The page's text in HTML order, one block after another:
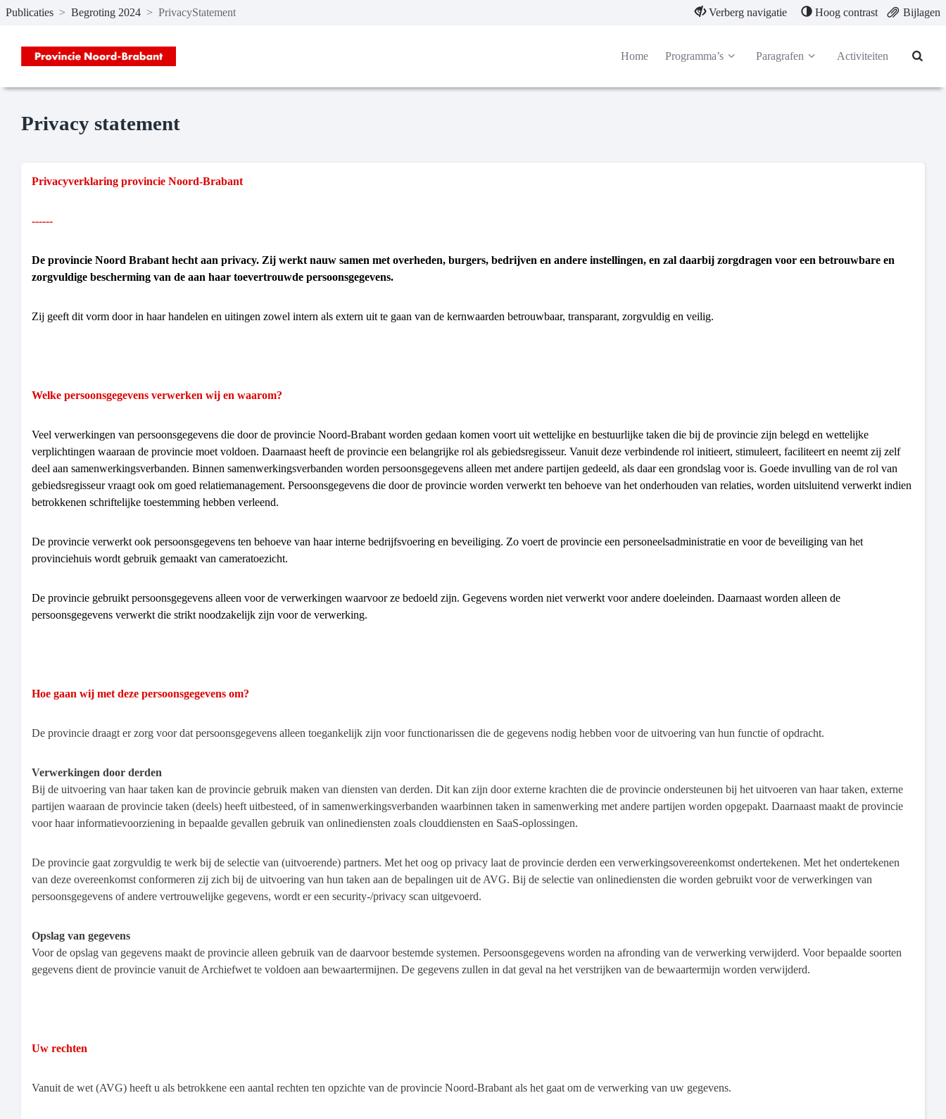
Naar hoofdinhoud
Publicaties > Begroting 2024 > PrivacyStatement Verberg navigatie Hoog contrast Bijlagen
Home Programma’s Paragrafen Activiteiten
Privacy statement
Privacyverklaring provincie Noord-Brabant
------
De provincie Noord Brabant hecht aan privacy. Zij werkt nauw samen met overheden, burgers, bedrijven en andere instellingen, en zal daarbij zorgdragen voor een betrouwbare en
zorgvuldige bescherming van de aan haar toevertrouwde persoonsgegevens.
Zij geeft dit vorm door in haar handelen en uitingen zowel intern als extern uit te gaan van de kernwaarden betrouwbaar, transparant, zorgvuldig en veilig.
Welke persoonsgegevens verwerken wij en waarom?
Veel verwerkingen van persoonsgegevens die door de provincie Noord-Brabant worden gedaan komen voort uit wettelijke en bestuurlijke taken die bij de provincie zijn belegd en wettelijke
verplichtingen waaraan de provincie moet voldoen. Daarnaast heeft de provincie een belangrijke rol als gebiedsregisseur. Vanuit deze verbindende rol initieert, stimuleert, faciliteert en neemt zij zelf
deel aan samenwerkingsverbanden. Binnen samenwerkingsverbanden worden persoonsgegevens alleen met andere partijen gedeeld, als daar een grondslag voor is. Goede invulling van de rol van
gebiedsregisseur vraagt ook om goed relatiemanagement. Persoonsgegevens die door de provincie worden verwerkt ten behoeve van het onderhouden van relaties, worden uitsluitend verwerkt indien
betrokkenen schriftelijke toestemming hebben verleend.
De provincie verwerkt ook persoonsgegevens ten behoeve van haar interne bedrijfsvoering en beveiliging. Zo voert de provincie een personeelsadministratie en voor de beveiliging van het
provinciehuis wordt gebruik gemaakt van cameratoezicht.
De provincie gebruikt persoonsgegevens alleen voor de verwerkingen waarvoor ze bedoeld zijn. Gegevens worden niet verwerkt voor andere doeleinden. Daarnaast worden alleen de
persoonsgegevens verwerkt die strikt noodzakelijk zijn voor de verwerking.
Hoe gaan wij met deze persoonsgegevens om?
De provincie draagt er zorg voor dat persoonsgegevens alleen toegankelijk zijn voor functionarissen die de gegevens nodig hebben voor de uitvoering van hun functie of opdracht.
Verwerkingen door derden
Bij de uitvoering van haar taken kan de provincie gebruik maken van diensten van derden. Dit kan zijn door externe krachten die de provincie ondersteunen bij het uitvoeren van haar taken, externe
partijen waaraan de provincie taken (deels) heeft uitbesteed, of in samenwerkingsverbanden waarbinnen taken in samenwerking met andere partijen worden opgepakt. Daarnaast maakt de provincie
voor haar informatievoorziening in bepaalde gevallen gebruik van onlinediensten zoals clouddiensten en SaaS-oplossingen.
De provincie gaat zorgvuldig te werk bij de selectie van (uitvoerende) partners. Met het oog op privacy laat de provincie derden een verwerkingsovereenkomst ondertekenen. Met het ondertekenen
van deze overeenkomst conformeren zij zich bij de uitvoering van hun taken aan de bepalingen uit de AVG. Bij de selectie van onlinediensten die worden gebruikt voor de verwerkingen van
persoonsgegevens of andere vertrouwelijke gegevens, wordt er een security-/privacy scan uitgevoerd.
Opslag van gegevens
Voor de opslag van gegevens maakt de provincie alleen gebruik van de daarvoor bestemde systemen. Persoonsgegevens worden na afronding van de verwerking verwijderd. Voor bepaalde soorten
gegevens dient de provincie vanuit de Archiefwet te voldoen aan bewaartermijnen. De gegevens zullen in dat geval na het verstrijken van de bewaartermijn worden verwijderd.
Uw rechten
Vanuit de wet (AVG) heeft u als betrokkene een aantal rechten ten opzichte van de provincie Noord-Brabant als het gaat om de verwerking van uw gegevens.